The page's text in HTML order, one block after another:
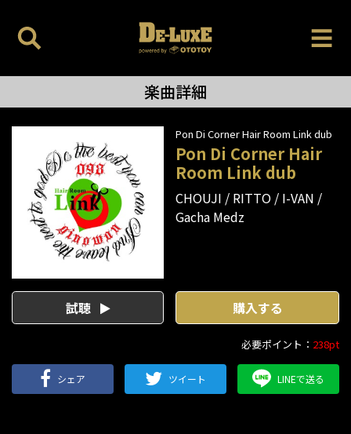
楽曲詳細
Pon Di Corner Hair Room Link dub
Pon Di Corner Hair
Room Link dub
CHOUJI RITTO
I-VAN
Gacha Medz
試聴 購入する
必要ポイント： 238pt
シェア ツイート LINEで送る